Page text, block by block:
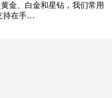
金、白金和星钻，我们常用
持在手…